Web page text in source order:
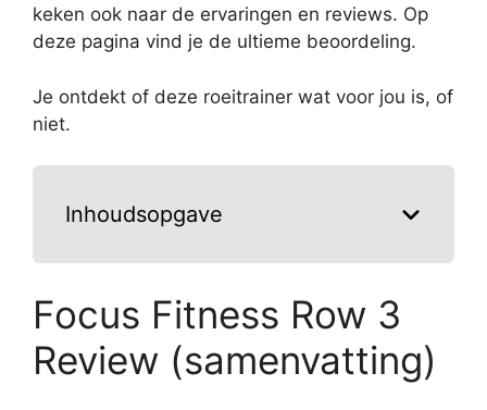
keken ook naar de ervaringen en reviews. Op
deze pagina vind je de ultieme beoordeling.
Je ontdekt of deze roeitrainer wat voor jou is, of
niet.
Inhoudsopgave
Focus Fitness Row 3
Review (samenvatting)